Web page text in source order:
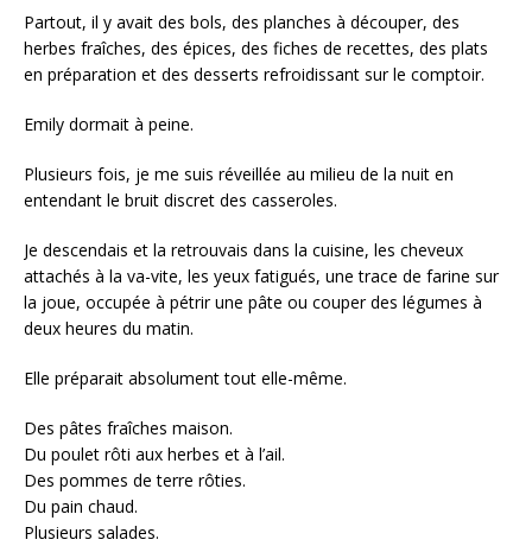
Partout, il y avait des bols, des planches à découper, des
herbes fraîches, des épices, des fiches de recettes, des plats
en préparation et des desserts refroidissant sur le comptoir.
Emily dormait à peine.
Plusieurs fois, je me suis réveillée au milieu de la nuit en
entendant le bruit discret des casseroles.
Je descendais et la retrouvais dans la cuisine, les cheveux
attachés à la va-vite, les yeux fatigués, une trace de farine sur
la joue, occupée à pétrir une pâte ou couper des légumes à
deux heures du matin.
Elle préparait absolument tout elle-même.
Des pâtes fraîches maison.
Du poulet rôti aux herbes et à l’ail.
Des pommes de terre rôties.
Du pain chaud.
Plusieurs salades.